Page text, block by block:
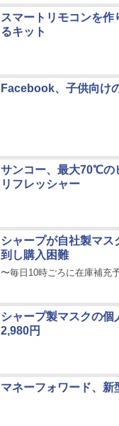
スマートリモコンを
るキット
Facebook、子供向け
サンコー、最大70℃の
リフレッシャー
シャープが自社製マ
到し購入困難
〜毎日10時ごろに在庫補充
シャープ製マスクの
2,980円
マネーフォワード、新